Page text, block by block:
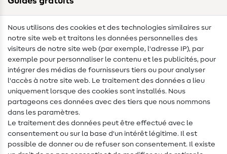
Lexique de couture
Tutos de couture
Aide & contact
Contact
Changement de propriétaire
FAQ
Nous utilisons des cookies et des technologies similaires sur
notre site web et traitons les données personnelles des
visiteurs de notre site web (par exemple, l'adresse IP), par
exemple pour personnaliser le contenu et les publicités, pour
intégrer des médias de fournisseurs tiers ou pour analyser
l'accès à notre site web. Le traitement des données a lieu
uniquement lorsque des cookies sont installés. Nous
partageons ces données avec des tiers que nous nommons
dans les paramètres.
Le traitement des données peut être effectué avec le
consentement ou sur la base d'un intérêt légitime. Il est
possible de donner ou de refuser son consentement. Il existe